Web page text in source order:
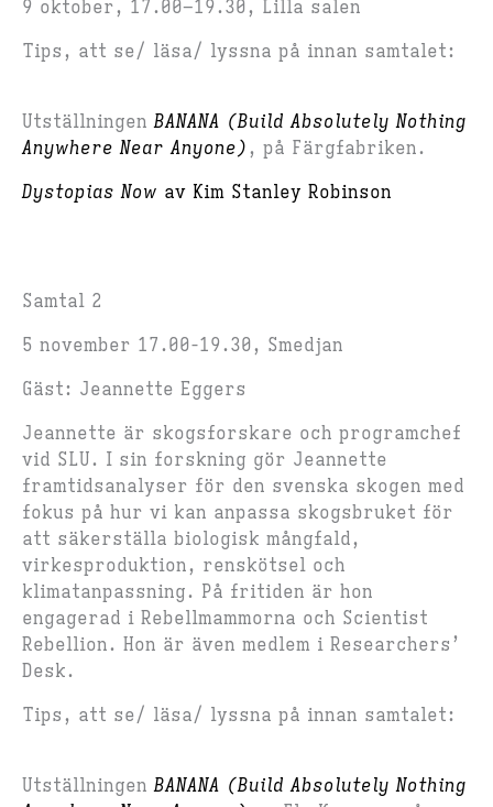
9 oktober, 17.00–19.30, Lilla salen
Tips, att se/ läsa/ lyssna på innan samtalet:
UtställningenBANANA (Build Absolutely Nothing
Anywhere Near Anyone) , på Färgfabriken.
Dystopias Now av Kim Stanley Robinson
Samtal 2
5 november 17.00-19.30, Smedjan
Gäst: Jeannette Eggers
Jeannette är skogsforskare och programchef
vid SLU. I sin forskning gör Jeannette
framtidsanalyser för den svenska skogen med
fokus på hur vi kan anpassa skogsbruket för
att säkerställa biologisk mångfald,
virkesproduktion, renskötsel och
klimatanpassning. På fritiden är hon
engagerad i Rebellmammorna och Scientist
Rebellion. Hon är även medlem i Researchers’
Desk.
Tips, att se/ läsa/ lyssna på innan samtalet:
UtställningenBANANA (Build Absolutely Nothing